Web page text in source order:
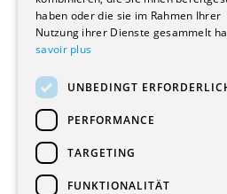
Verwaltungsgebäude und Geschäfte
Schuleinrichtungen
Medizinische Einrichtungen
Kultur - Sport - Freizeit
Industrie - Handwerk
Transport und Parkplätze
Diverse Bauten
haben oder die sie im Rahmen Ihrer
Nutzung ihrer Dienste gesammelt
savoir plus
UNBEDINGT
PERFORMANCE
TARGETING
FUNKTIONALITÄT